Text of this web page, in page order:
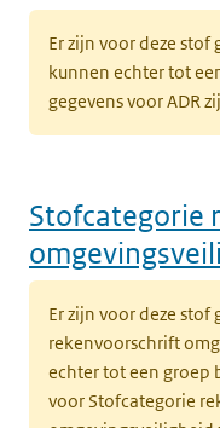
Er zijn voor deze stof
kunnen echter tot
gegevens voor ADR
Stofcategorie
Er zijn voor deze stof
rekenvoorschrift
echter tot een groep
voor Stofcategorie